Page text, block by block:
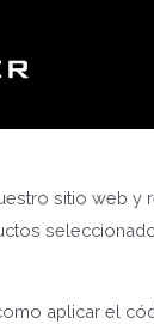
sitio web y
aplicar el